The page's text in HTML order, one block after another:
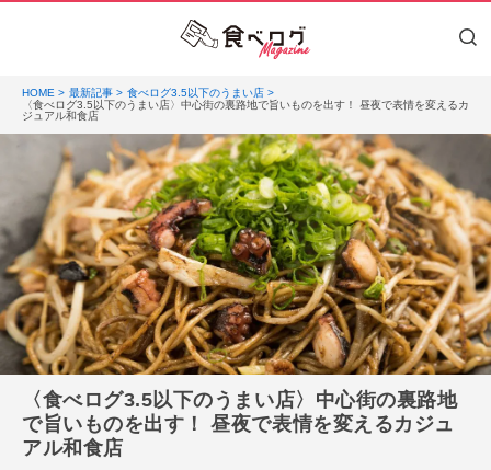
HOME 最新記事
食べログ3.5以下のうまい店
〈食べログ3.5以下のうまい店〉中心街の裏路地で旨いものを出す！ 昼夜で表情を変えるカ
ジュアル和食店
〈食べログ3.5以下のうまい店〉中心街の裏路地
で旨いものを出す！ 昼夜で表情を変えるカジュ
アル和食店